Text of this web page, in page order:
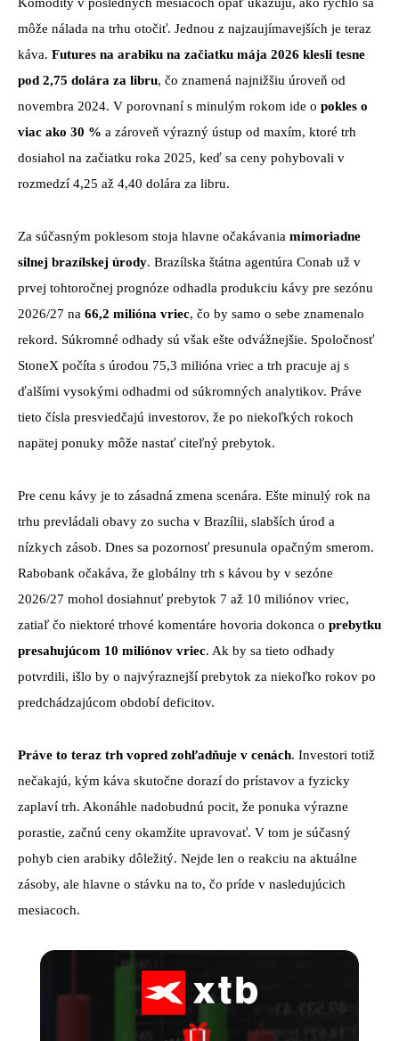
Komodity v posledných mesiacoch opäť ukazujú, ako rýchlo sa
môže nálada na trhu otočiť. Jednou z najzaujímavejších je teraz
káva. Futures na arabiku na začiatku mája 2026 klesli tesne
pod 2,75 dolára za libru, čo znamená najnižšiu úroveň od
novembra 2024. V porovnaní s minulým rokom ide o pokles o
viac ako 30 % a zároveň výrazný ústup od maxím, ktoré trh
dosiahol na začiatku roka 2025, keď sa ceny pohybovali v
rozmedzí 4,25 až 4,40 dolára za libru.
Za súčasným poklesom stoja hlavne očakávania mimoriadne
silnej brazílskej úrody. Brazílska štátna agentúra Conab už v
prvej tohtoročnej prognóze odhadla produkciu kávy pre sezónu
2026/27 na 66,2 milióna vriec, čo by samo o sebe znamenalo
rekord. Súkromné odhady sú však ešte odvážnejšie. Spoločnosť
StoneX počíta s úrodou 75,3 milióna vriec a trh pracuje aj s
ďalšími vysokými odhadmi od súkromných analytikov. Práve
tieto čísla presviedčajú investorov, že po niekoľkých rokoch
napätej ponuky môže nastať citeľný prebytok.
Pre cenu kávy je to zásadná zmena scenára. Ešte minulý rok na
trhu prevládali obavy zo sucha v Brazílii, slabších úrod a
nízkych zásob. Dnes sa pozornosť presunula opačným smerom.
Rabobank očakáva, že globálny trh s kávou by v sezóne
2026/27 mohol dosiahnuť prebytok 7 až 10 miliónov vriec,
zatiaľ čo niektoré trhové komentáre hovoria dokonca o prebytku
presahujúcom 10 miliónov vriec. Ak by sa tieto odhady
potvrdili, išlo by o najvýraznejší prebytok za niekoľko rokov po
predchádzajúcom období deficitov.
Práve to teraz trh vopred zohľadňuje v cenách. Investori totiž
nečakajú, kým káva skutočne dorazí do prístavov a fyzicky
zaplaví trh. Akonáhle nadobudnú pocit, že ponuka výrazne
porastie, začnú ceny okamžite upravovať. V tom je súčasný
pohyb cien arabiky dôležitý. Nejde len o reakciu na aktuálne
zásoby, ale hlavne o stávku na to, čo príde v nasledujúcich
mesiacoch.